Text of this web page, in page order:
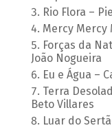
Rio Flora –
Mercy Mercy
Forças da
João Nogueira
Eu e Água –
Terra
Beto Villares
Luar do